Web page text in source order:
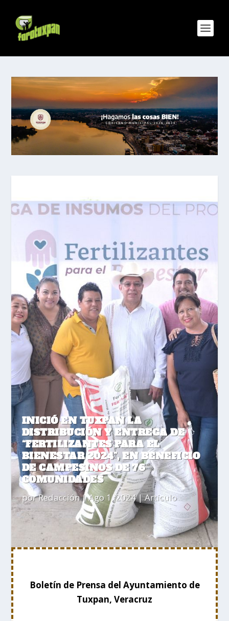
INICIÓ EN TUXPAN LA
DISTRIBUCIÓN Y ENTREGA DE
“FERTILIZANTES PARA EL
BIENESTAR 2024”, EN BENEFICIO
DE CAMPESINOS DE 76
COMUNIDADES
porRedacción|Ago 1, 2024|Artículo
Boletín de Prensa del Ayuntamiento de
Tuxpan, Veracruz